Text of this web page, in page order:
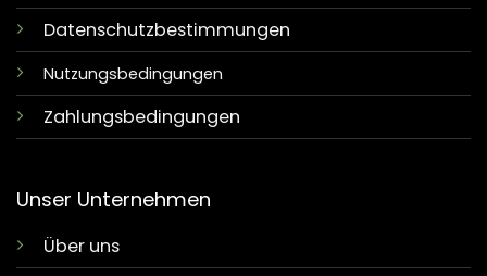
Datenschutzbestimmungen
Nutzungsbedingungen
Zahlungsbedingungen
Unser Unternehmen
Über uns